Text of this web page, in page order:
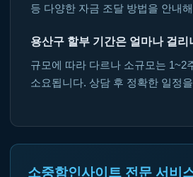
등 다양한 자금 조달 방법을 안내
용산구 할부 기간은 얼마나 걸리
규모에 따라 다르나 소규모는 1~2
소요됩니다. 상담 후 정확한 일정
소중함인사이트 전문 서비